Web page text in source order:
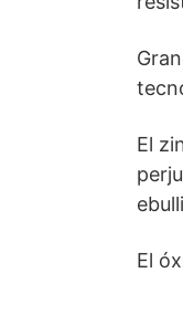
El
El